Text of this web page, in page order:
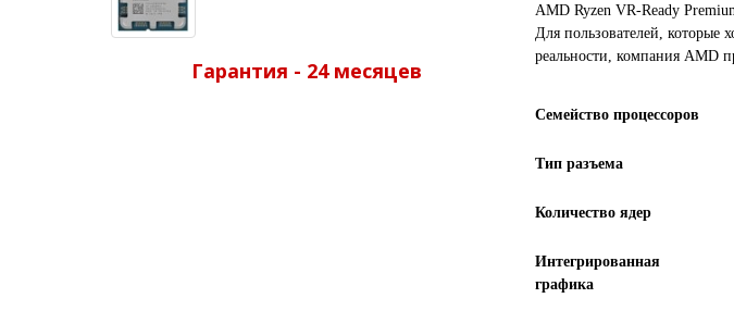
Гарантия - 24 месяцев
AMD Ryzen VR-Ready
Для пользователей, которые
реальности, компания AMD
Семейство процессоров
Тип разъема
Количество ядер
Интегрированная
графика